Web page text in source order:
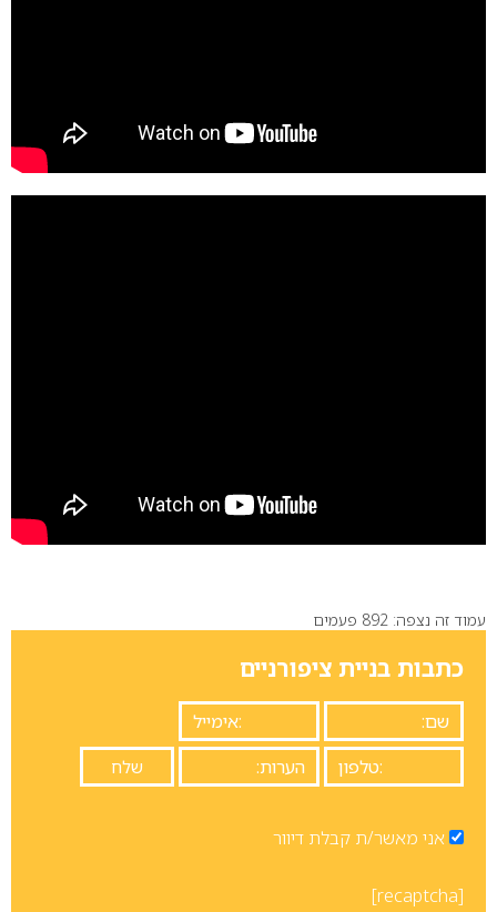
עמוד זה נצפה: 892 פעמים
כתבות בניית ציפורניים
אני מאשר/ת קבלת דיוור
[recaptcha]